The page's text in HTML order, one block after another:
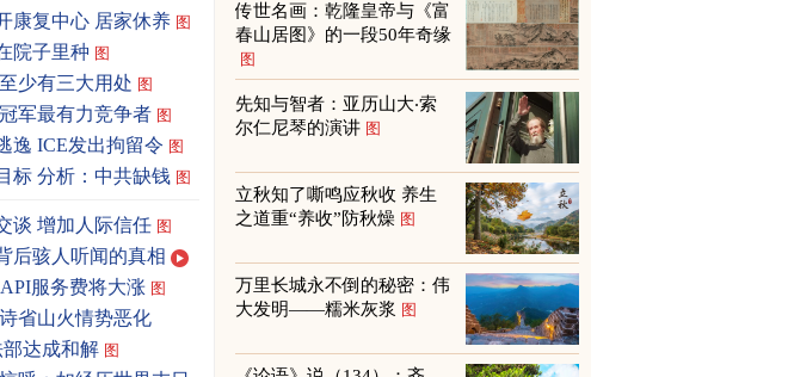
康复中心 居家休养 图
院子里种 图
少有三大用处 图
军最有力竞争者 图
逸 ICE发出拘留令 图
标 分析：中共缺钱 图
谈 增加人际信任 图
后骇人听闻的真相
服务费将大涨 图
省山火情势恶化
达成和解 图
传世名画：乾隆皇帝与《富
春山居图》的一段50年奇缘
图
先知与智者：亚历山大‧索
尔仁尼琴的演讲 图
立秋知了嘶鸣应秋收 养生
之道重“养收”防秋燥 图
万里长城永不倒的秘密：伟
大发明——糯米灰浆 图